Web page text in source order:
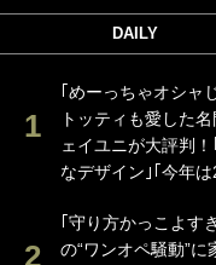
DAILY
｢めーっちゃオシャ
トッティも愛した
ェイユニが大評判
なデザイン｣｢今年
｢守り方かっこよす
の“ワンオペ騒動”